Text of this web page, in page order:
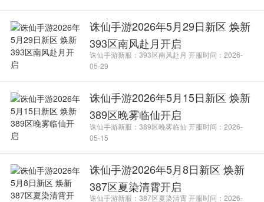
诛仙手游2026年5月29日新区 焕新
393区南风赴月开启
诛仙手游新服：393区南风赴月 开服时间：2026-
05-29
诛仙手游2026年5月15日新区 焕新
389区晚雾临仙开启
诛仙手游新服：389区晚雾临仙 开服时间：2026-
05-15
诛仙手游2026年5月8日新区 焕新
387区夏染清霄开启
诛仙手游新服：387区夏染清霄 开服时间：2026-